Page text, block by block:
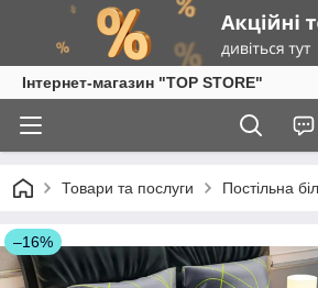
Інтернет-магазин "TOP STORE"
Товари та послуги Постільна
–16%